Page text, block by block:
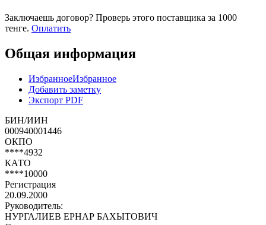
Заключаешь договор? Проверь этого поставщика за 1000
тенге. Оплатить
Общая информация
ИзбранноеИзбранное
Добавить заметку
Экспорт PDF
БИН/ИИН
000940001446
ОКПО
****4932
КАТО
****10000
Регистрация
20.09.2000
Руководитель:
НУРГАЛИЕВ ЕРНАР БАХЫТОВИЧ